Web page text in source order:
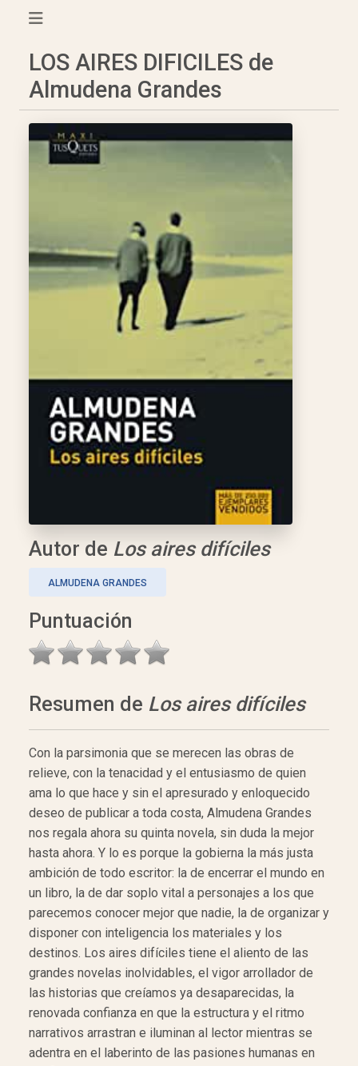
LOS AIRES DIFICILES de
Almudena Grandes
Autor de Los aires difíciles
ALMUDENA GRANDES
Puntuación
Resumen de Los aires difíciles
Con la parsimonia que se merecen las obras de
relieve, con la tenacidad y el entusiasmo de quien
ama lo que hace y sin el apresurado y enloquecido
deseo de publicar a toda costa, Almudena Grandes
nos regala ahora su quinta novela, sin duda la mejor
hasta ahora. Y lo es porque la gobierna la más justa
ambición de todo escritor: la de encerrar el mundo en
un libro, la de dar soplo vital a personajes a los que
parecemos conocer mejor que nadie, la de organizar y
disponer con inteligencia los materiales y los
destinos. Los aires difíciles tiene el aliento de las
grandes novelas inolvidables, el vigor arrollador de
las historias que creíamos ya desaparecidas, la
renovada confianza en que la estructura y el ritmo
narrativos arrastran e iluminan al lector mientras se
adentra en el laberinto de las pasiones humanas en